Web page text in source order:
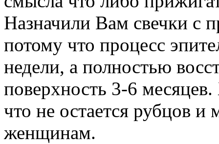
Назначили Вам свечки с
потому что процесс
недели, а полностью
поверхность 3-6
что не остается рубцов
женщинам.